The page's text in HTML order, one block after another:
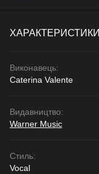
ХАРАКТЕРИСТИКИ
Виконавець:
Caterina Valente
Видавництво:
Warner Music
Стиль:
Vocal